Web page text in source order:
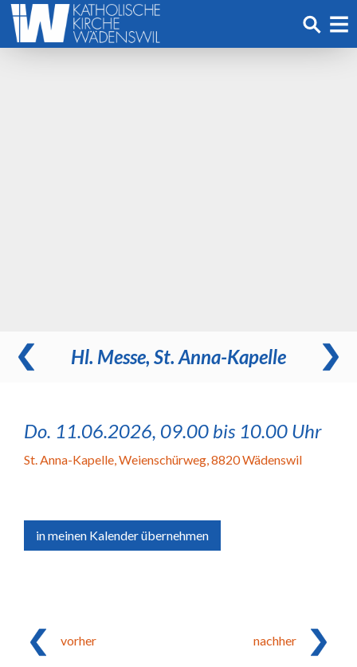
Hl. Messe, St. Anna-Kapelle
Do. 11.06.2026, 09.00 bis 10.00 Uhr
St. Anna-Kapelle,Weienschürweg, 8820 Wädenswil
in meinen Kalender übernehmen
vorher nachher